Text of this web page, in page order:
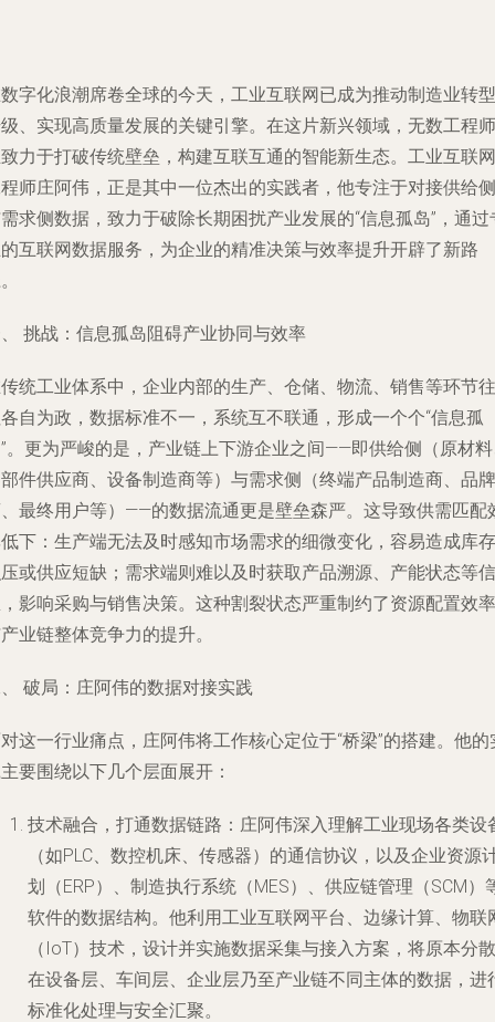
字化浪潮席卷全球的今天，工业互联网已成为推动制造业转型
、实现高质量发展的关键引擎。在这片新兴领域，无数工程师
力于打破传统壁垒，构建互联互通的智能新生态。工业互联网
师庄阿伟，正是其中一位杰出的实践者，他专注于对接供给侧
求侧数据，致力于破除长期困扰产业发展的“信息孤岛”，通过
互联网数据服务，为企业的精准决策与效率提升开辟了新路
挑战：信息孤岛阻碍产业协同与效率
统工业体系中，企业内部的生产、仓储、物流、销售等环节往
自为政，数据标准不一，系统互不联通，形成一个个“信息孤
。更为严峻的是，产业链上下游企业之间——即供给侧（原材
件供应商、设备制造商等）与需求侧（终端产品制造商、品牌
最终用户等）——的数据流通更是壁垒森严。这导致供需匹配
下：生产端无法及时感知市场需求的细微变化，容易造成库存
或供应短缺；需求端则难以及时获取产品溯源、产能状态等信
影响采购与销售决策。这种割裂状态严重制约了资源配置效率
业链整体竞争力的提升。
破局：庄阿伟的数据对接实践
这一行业痛点，庄阿伟将工作核心定位于“桥梁”的搭建。他的
要围绕以下几个层面展开：
技术融合，打通数据链路 ：庄阿伟深入理解工业现场各类设
（如PLC、数控机床、传感器）的通信协议，以及企业资源
划（ERP）、制造执行系统（MES）、供应链管理（SCM）
软件的数据结构。他利用工业互联网平台、边缘计算、物联
（IoT）技术，设计并实施数据采集与接入方案，将原本分散
在设备层、车间层、企业层乃至产业链不同主体的数据，进
标准化处理与安全汇聚。